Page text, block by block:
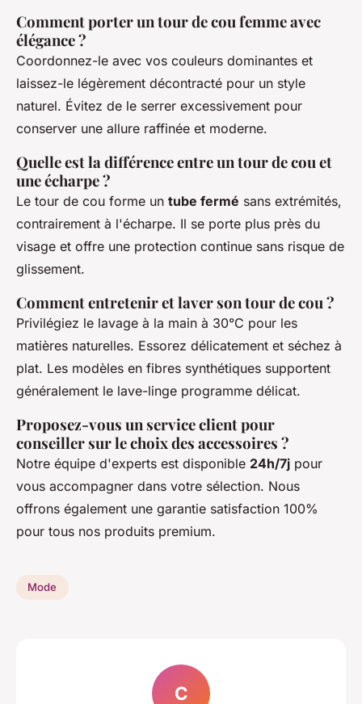
Comment porter un tour de cou femme avec
élégance ?
Coordonnez-le avec vos couleurs dominantes et
laissez-le légèrement décontracté pour un style
naturel. Évitez de le serrer excessivement pour
conserver une allure raffinée et moderne.
Quelle est la différence entre un tour de cou et
une écharpe ?
Le tour de cou forme un tube fermé sans extrémités,
contrairement à l'écharpe. Il se porte plus près du
visage et offre une protection continue sans risque de
glissement.
Comment entretenir et laver son tour de cou ?
Privilégiez le lavage à la main à 30°C pour les
matières naturelles. Essorez délicatement et séchez à
plat. Les modèles en fibres synthétiques supportent
généralement le lave-linge programme délicat.
Proposez-vous un service client pour
conseiller sur le choix des accessoires ?
Notre équipe d'experts est disponible 24h/7j pour
vous accompagner dans votre sélection. Nous
offrons également une garantie satisfaction 100%
pour tous nos produits premium.
Mode
C